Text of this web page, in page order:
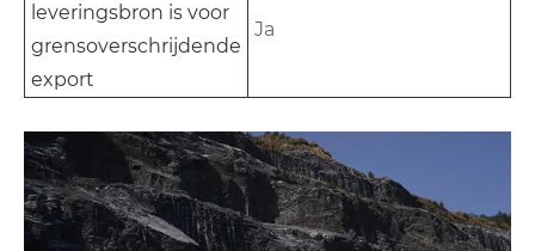
leveringsbron is voor
grensoverschrijdende
export
Ja